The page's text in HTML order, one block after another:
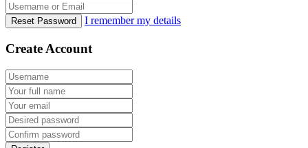
Reset Password I remember my details
Create Account